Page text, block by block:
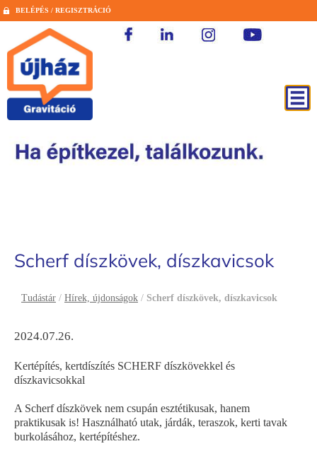
BELÉPÉS / REGISZTRÁCIÓ
Scherf díszkövek, díszkavicsok
Tudástár / Hírek, újdonságok / Scherf díszkövek, díszkavicsok
2024.07.26.
Kertépítés, kertdíszítés SCHERF díszkövekkel és
díszkavicsokkal
A Scherf díszkövek nem csupán esztétikusak, hanem
praktikusak is! Használható utak, járdák, teraszok, kerti tavak
burkolásához, kertépítéshez.